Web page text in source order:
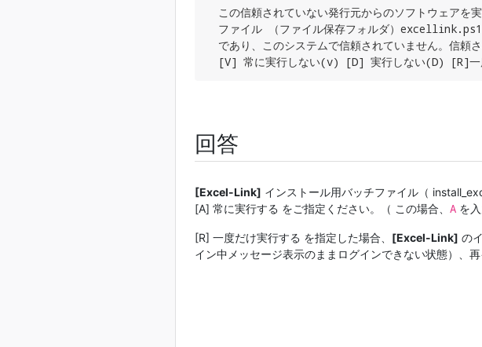
この信頼されていない発行元からのソフトウェアを
ファイル （ファイル保存フォルダ）
であり、このシステムで信頼されていません。信頼
[V] 常に実行しない(v) [D] 実行しない(D) [R]
回答
[Excel-Link] インストール用バッチファイル（
[A] 常に実行する をご指定ください。（ この場合、 A を入
[R] 一度だけ実行する を指定した場合、 [Excel-Link] の
イン中メッセージ表示のままログインできない状態）、